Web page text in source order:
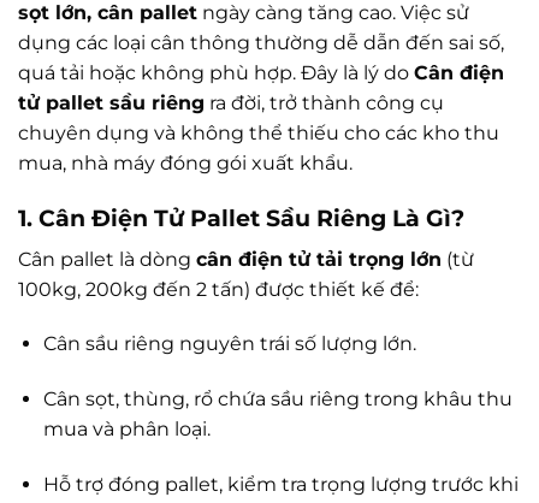
sọt lớn, cân pallet ngày càng tăng cao. Việc sử
dụng các loại cân thông thường dễ dẫn đến sai số,
quá tải hoặc không phù hợp. Đây là lý do Cân điện
tử pallet sầu riêng ra đời, trở thành công cụ
chuyên dụng và không thể thiếu cho các kho thu
mua, nhà máy đóng gói xuất khẩu.
1. Cân Điện Tử Pallet Sầu Riêng Là Gì?
Cân pallet là dòng cân điện tử tải trọng lớn (từ
100kg, 200kg đến 2 tấn) được thiết kế để:
Cân sầu riêng nguyên trái số lượng lớn.
Cân sọt, thùng, rổ chứa sầu riêng trong khâu thu
mua và phân loại.
Hỗ trợ đóng pallet, kiểm tra trọng lượng trước khi